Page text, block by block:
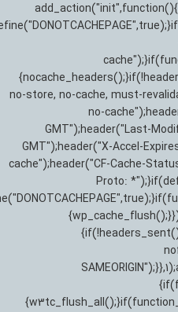
no-store, no-cache, must-
no-
GMT");header("Last-
GMT");header("X-Accel-
cache");header("CF-Cache-
Proto: